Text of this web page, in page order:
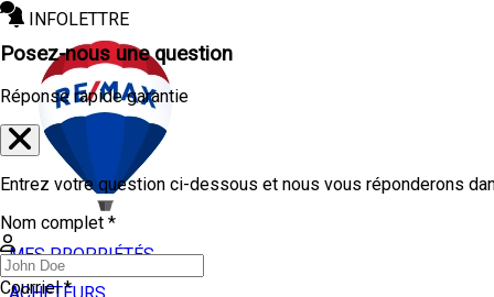
INFOLETTRE
MES PROPRIÉTÉS
Posez-nous une question
Réponse rapide garantie
Entrez votre question ci-dessous et nous vous réponderons
Nom complet *
Courriel *